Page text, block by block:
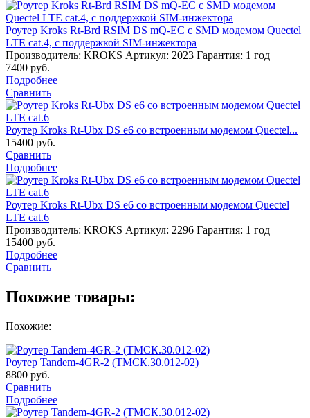
Роутер Kroks Rt-Brd RSIM DS mQ-EC с SMD модемом Quectel
LTE cat.4, с поддержкой SIM-инжектора
Производитель: KROKS Артикул: 2023 Гарантия: 1 год
7400 руб.
Подробнее
Сравнить
Роутер Kroks Rt-Ubx DS e6 со встроенным модемом Quectel...
15400 руб.
Сравнить
Подробнее
Роутер Kroks Rt-Ubx DS e6 со встроенным модемом Quectel
LTE cat.6
Производитель: KROKS Артикул: 2296 Гарантия: 1 год
15400 руб.
Подробнее
Сравнить
Похожие товары:
Похожие:
Роутер Tandem-4GR-2 (ТМСК.30.012-02)
8800 руб.
Сравнить
Подробнее